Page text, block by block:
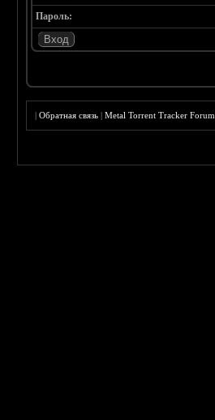
Пароль:
|Обратная связь |Metal Torrent Tracker Forum